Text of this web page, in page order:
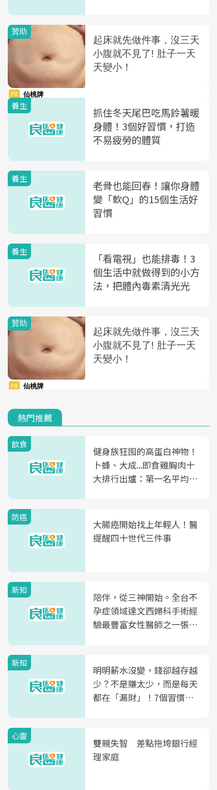
養生
抓住冬天尾巴吃馬鈴薯暖
身體！3個好習慣，打造
不易疲勞的體質
養生
老骨也能回春！讓你身體
變「軟Q」的15個生活好
習慣
養生
「看電視」也能排毒！3
個生活中就做得到的小方
法，把體內毒素清光光
熱門推薦
飲食
健身族狂囤的高蛋白神物！
卜蜂、大成...即食雞胸肉十
大排行出爐：第一名平均一
防癌
大腸癌開始找上年輕人！醫
提醒四十世代三件事
新知
陪伴，從三神開始。全台不
孕症領域達文西婦科手術經
驗最豐富女性醫師之一張永
光田醫院建構360度女性健
康照護生態圈
新知
明明薪水沒變，錢卻越存越
少？不是賺太少，而是每天
都在「漏財」！7個習慣一
心靈
雙親失智 差點拖垮銀行經
理家庭